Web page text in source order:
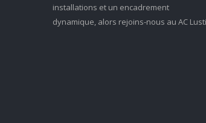
installations et un encadrement
dynamique, alors rejoins-nous au AC